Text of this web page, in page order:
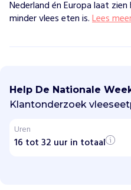
Nederland én Europa laat
minder vlees eten is.Lees
a
t
i
n
a
Help De Nationale
Klantonderzoek
Uren
16 tot 32 uur in totaal